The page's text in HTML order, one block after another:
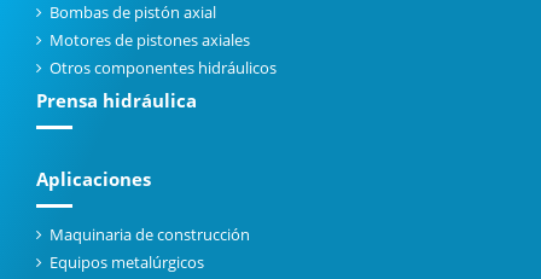
Bombas de pistón axial
Motores de pistones axiales
Otros componentes hidráulicos
Prensa hidráulica
Aplicaciones
Maquinaria de construcción
Equipos metalúrgicos